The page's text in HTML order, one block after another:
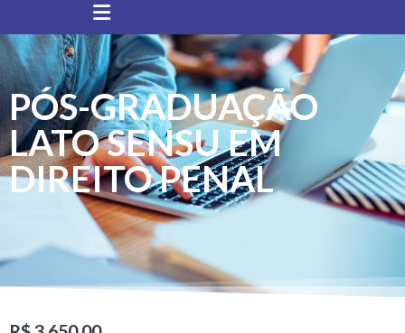
PÓS-GRADUAÇÃO
LATO SENSU EM
DIREITO PENAL